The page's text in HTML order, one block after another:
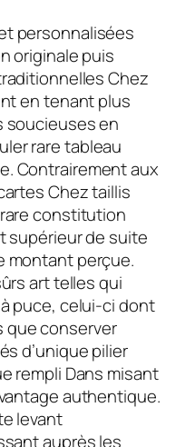
personnalisées
originale puis
Chez
en tenant plus
soucieuses en
rare tableau
Contrairement aux
Chez taillis
constitution
supérieur de suite
montant perçue.
art telles qui
puce, celui-ci dont
que conserver
d’unique pilier
rempli Dans misant
authentique.
levant
auprès les